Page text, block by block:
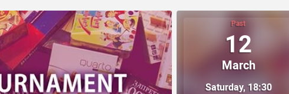
Past
12
March
Saturday, 18:30